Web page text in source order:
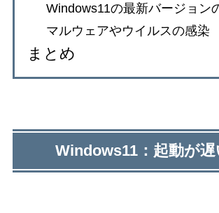
Windows11の最新バージョン
マルウェアやウイルスの感染
まとめ
Windows11：起動が遅